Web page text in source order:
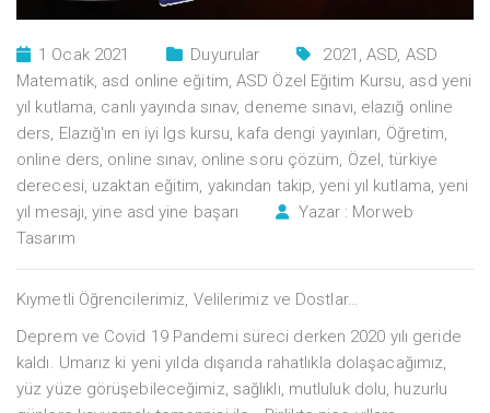
1 Ocak 2021 Duyurular 2021 ,ASD, ASD
Matematik, asd online eğitim,ASD Özel Eğitim Kursu, asd yeni
yıl kutlama, canlı yayında sınav, deneme sınavı, elazığ online
ders, Elazığ'ın en iyi lgs kursu, kafa dengi yayınları, Öğretim,
online ders, online sınav, online soru çözüm, Özel,türkiye
derecesi, uzaktan eğitim, yakından takip,yeni yıl kutlama,yeni
yıl mesajı,yine asd yine başarı Yazar : Morweb
Tasarım
Kıymetli Öğrencilerimiz, Velilerimiz ve Dostlar…
Deprem ve Covid 19 Pandemi süreci derken 2020 yılı geride
kaldı. Umarız ki yeni yılda dışarıda rahatlıkla dolaşacağımız,
yüz yüze görüşebileceğimiz, sağlıklı, mutluluk dolu, huzurlu